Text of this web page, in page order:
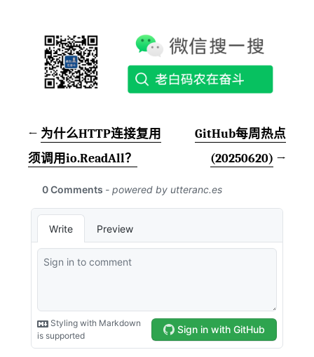
← 为什么HTTP连接复用
须调用io.ReadAll？
GitHub每周热点
(20250620) →